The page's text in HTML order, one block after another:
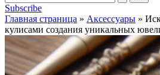
Subscribe
Главная страница » Аксессуары »
кулисами создания уникальных